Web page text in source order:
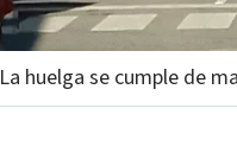
La huelga se cumple de